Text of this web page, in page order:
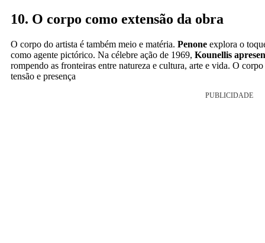
10. O corpo como extensão da obra
O corpo do artista é também meio e matéria. Penone explora o
como agente pictórico. Na célebre ação de 1969, Kounellis
rompendo as fronteiras entre natureza e cultura, arte e vida. O
tensão e presença
PUBLICIDADE